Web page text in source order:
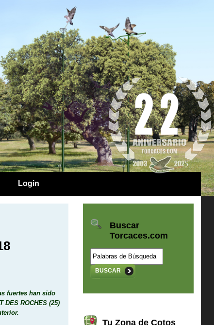
Login
fuertes han sido
DES ROCHES (25)
Buscar
Torcaces.com
BUSCAR
Tu Zona de Cotos